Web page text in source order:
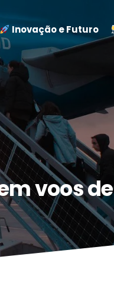
Inovação e Futuro
voos de